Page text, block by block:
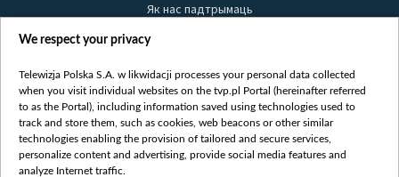
Як нас падтрымаць
Правілы выкарыстання матэрыялаў
Бяспека
Youtube
Белсат news
Белсат Shorts
We respect your privacy
Telewizja Polska S.A. w likwidacji processes your personal data collected
when you visit individual websites on the tvp.pl Portal (hereinafter referred
to as the Portal), including information saved using technologies used to
track and store them, such as cookies, web beacons or other similar
technologies enabling the provision of tailored and secure services,
personalize content and advertising, provide social media features and
analyze Internet traffic.